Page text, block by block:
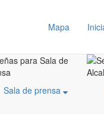
Mapa
Sala de prensa